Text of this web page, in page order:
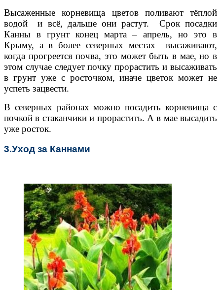
Высаженные корневища цветов поливают тёплой
водой и всё, дальше они растут. Срок посадки
Канны в грунт конец марта – апрель, но это в
Крыму, а в более северных местах высаживают,
когда прогреется почва, это может быть в мае, но в
этом случае следует почку прорастить и высаживать
в грунт уже с росточком, иначе цветок может не
успеть зацвести.
В северных районах можно посадить корневища с
почкой в стаканчики и прорастить. А в мае высадить
уже росток.
3.Уход за Каннами